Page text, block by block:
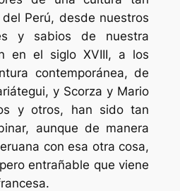
Perú, desde nuestros
y sabios de nuestra
en el siglo XVIII, a los
contemporánea, de
y Scorza y Mario
y otros, han sido tan
aunque de manera
con esa otra cosa,
entrañable que viene